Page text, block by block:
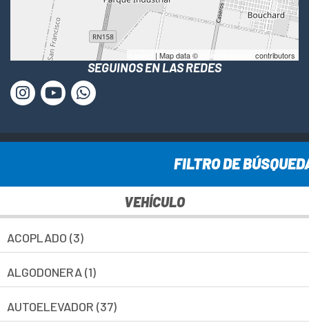
FILTRO DE
VEHÍCULO
ACOPLADO (3)
ALGODONERA (1)
AUTOELEVADOR (37)
| Map data © OpenStreetMap contributors
SEGUINOS EN LAS REDES